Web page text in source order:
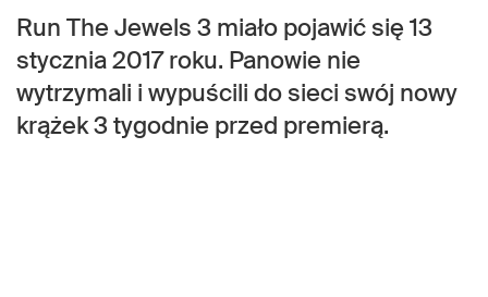
Run The Jewels 3 miało pojawić się 13
stycznia 2017 roku. Panowie nie
wytrzymali i wypuścili do sieci swój nowy
krążek 3 tygodnie przed premierą.